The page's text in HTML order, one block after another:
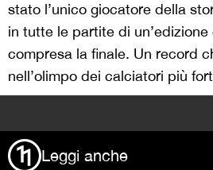
stato l’unico giocatore della
in tutte le partite di
compresa la finale. Un record
nell’olimpo dei calciatori più
Leggi anche